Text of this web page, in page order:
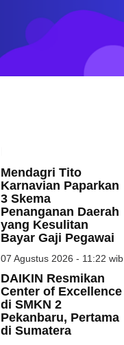
Mendagri Tito
Karnavian Paparkan
3 Skema
Penanganan Daerah
yang Kesulitan
Bayar Gaji Pegawai
07 Agustus 2026 - 11:22 wib
DAIKIN Resmikan
Center of Excellence
di SMKN 2
Pekanbaru, Pertama
di Sumatera